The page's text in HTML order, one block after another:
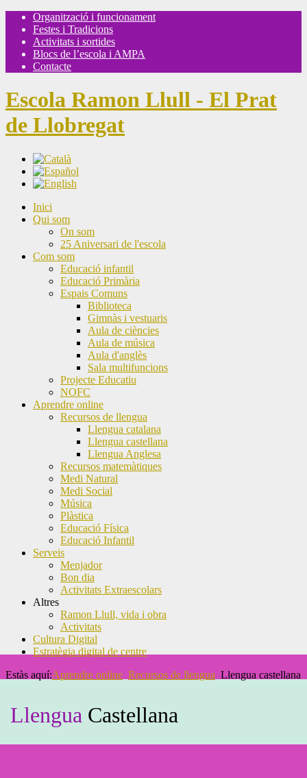
Organització i funcionament
Festes i Tradicions
Activitats i sortides
Blocs de l’escola i AMPA
Contacte
Escola Ramon Llull - El Prat
de Llobregat
Inici
Qui som
On som
25 Aniversari de l'escola
Com som
Educació infantil
Educació Primària
Espais Comuns
Biblioteca
Gimnàs i vestuaris
Aula de ciències
Aula de música
Aula d'anglès
Sala multifuncions
Projecte Educatiu
NOFC
Aprendre online
Recursos de llengua
Llengua catalana
Llengua castellana
Llengua Anglesa
Recursos matemàtiques
Medi Natural
Medi Social
Música
Plàstica
Educació Física
Educació Infantil
Serveis
Menjador
Bon dia
Activitats Extraescolars
Altres
Ramon Llull, vida i obra
Activitats
Cultura Digital
Estratègia digital de centre
Estàs aquí:Aprendre online Recursos de llengua Llengua castellana
Llengua Castellana